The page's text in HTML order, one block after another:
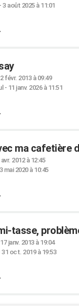
3 août 2025 à 11:01
2 févr. 2013 à 09:49
- 11 janv. 2026 à 11:51
ma cafetière
avr. 2012 à 12:45
mai 2020 à 10:45
tasse,
17 janv. 2013 à 19:04
31 oct. 2019 à 19:53